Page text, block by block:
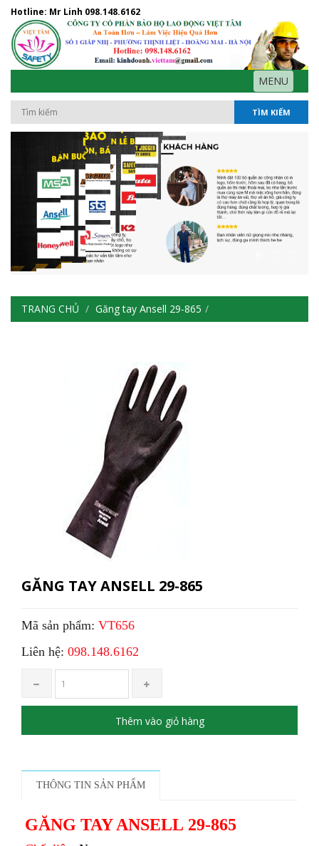
Hotline: Mr Linh 098.148.6162
MENU
TÌM KIẾM
TRANG CHỦ Găng tay Ansell 29-865
GĂNG TAY ANSELL 29-865
Mã sản phẩm: VT656
Liên hệ: 098.148.6162
Thêm vào giỏ hàng
THÔNG TIN SẢN PHẨM
GĂNG TAY ANSELL 29-865